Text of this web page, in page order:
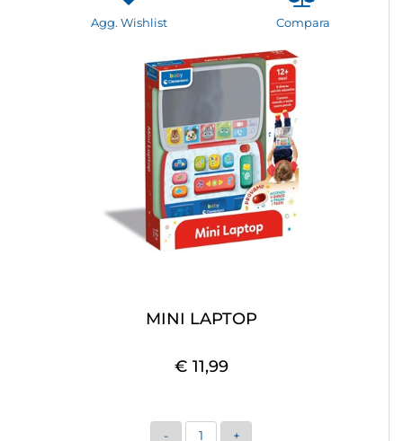
Agg. Wishlist Compara
MINI LAPTOP
€ 11,99
Quantità